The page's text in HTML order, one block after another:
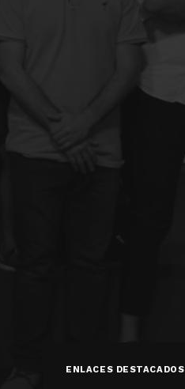
ENLACES DESTACADOS